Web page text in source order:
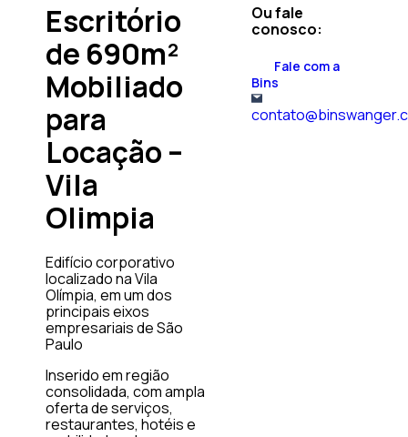
Escritório
de 690m²
Mobiliado
para
Locação –
Vila
Olimpia
Edifício corporativo
localizado na Vila
Olímpia, em um dos
principais eixos
empresariais de São
Paulo
Inserido em região
consolidada, com ampla
oferta de serviços,
restaurantes, hotéis e
Ou fale
conosco:
Fale com a
Bins